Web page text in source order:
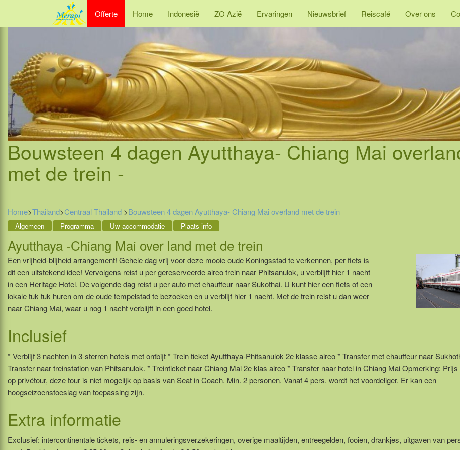
Offerte Home Indonesië ZO Azië Ervaringen Nieuwsbrief Reiscafé Over ons
Bouwsteen 4 dagen Ayutthaya- Chiang Mai
met de trein -
Home>Thailand>Centraal Thailand >Bouwsteen 4 dagen Ayutthaya- Chiang Mai overland met de trein
Algemeen Programma Uw accommodatie Plaats info
Ayutthaya -Chiang Mai over land met de trein
Een vrijheid-blijheid arrangement! Gehele dag vrij voor deze mooie oude Koningsstad te verkennen, per fiets is
dit een uitstekend idee! Vervolgens reist u per gereserveerde airco trein naar Phitsanulok, u verblijft hier 1 nacht
in een Heritage Hotel. De volgende dag reist u per auto met chauffeur naar Sukothai. U kunt hier een fiets of een
lokale tuk tuk huren om de oude tempelstad te bezoeken en u verblijf hier 1 nacht. Met de trein reist u dan weer
naar Chiang Mai, waar u nog 1 nacht verblijft in een goed hotel.
Inclusief
* Verblijf 3 nachten in 3-sterren hotels met ontbijt * Trein ticket Ayutthaya-Phitsanulok 2e klasse airco * Transfer met chauffeur naar
Transfer naar treinstation van Phitsanulok. * Treinticket naar Chiang Mai 2e klas airco * Transfer naar hotel in Chiang Mai Opmerking:
op privétour, deze tour is niet mogelijk op basis van Seat in Coach. Min. 2 personen. Vanaf 4 pers. wordt het voordeliger. Er kan een
hoogseizoenstoeslag van toepassing zijn.
Extra informatie
Exclusief: intercontinentale tickets, reis- en annuleringsverzekeringen, overige maaltijden, entreegelden, fooien, drankjes, uitgaven van